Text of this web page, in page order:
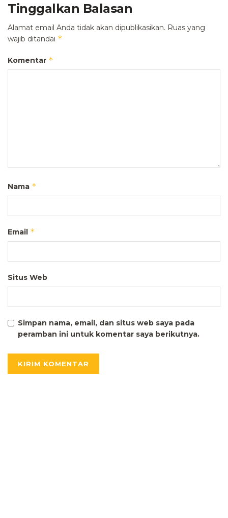
Tinggalkan Balasan
Alamat email Anda tidak akan dipublikasikan. Ruas yang
wajib ditandai *
Komentar *
Nama *
Email *
Situs Web
Simpan nama, email, dan situs web saya pada
peramban ini untuk komentar saya berikutnya.